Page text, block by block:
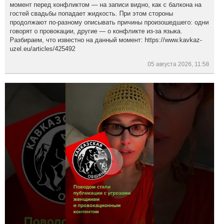
момент перед конфликтом — на записи видно, как с балкона на
гостей свадьбы попадает жидкость. При этом стороны
продолжают по-разному описывать причины произошедшего: одни
говорят о провокации, другие — о конфликте из-за языка.
Разбираем, что известно на данный момент: https://www.kavkaz-
uzel.eu/articles/425492
05 августа 2026, 11:58